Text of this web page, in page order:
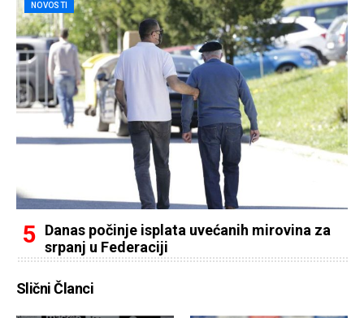
NOVOSTI
Danas počinje isplata uvećanih mirovina za
srpanj u Federaciji
Slični Članci